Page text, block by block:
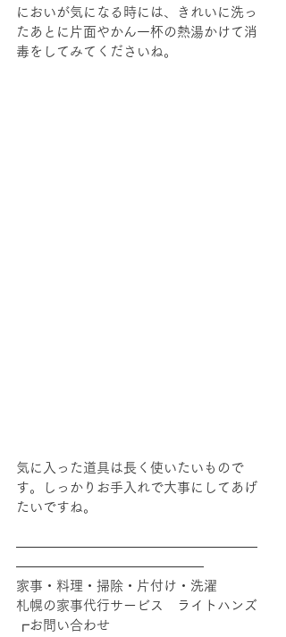
においが気になる時には、きれいに洗っ
たあとに片面やかん一杯の熱湯かけて消
毒をしてみてくださいね。
気に入った道具は長く使いたいもので
す。しっかりお手入れで大事にしてあげ
たいですね。
――――――――――――――――――
――――――――――――――
家事・料理・掃除・片付け・洗濯
札幌の家事代行サービス　ライトハンズ
┏お問い合わせ